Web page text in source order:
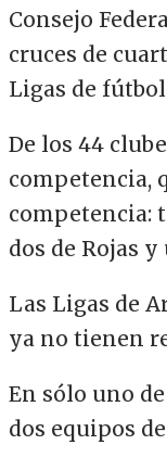
Consejo
cruces de
Ligas de
De los 44
competencia,
competencia:
dos de Rojas
Las Ligas de
ya no tienen
En sólo uno
dos equipos